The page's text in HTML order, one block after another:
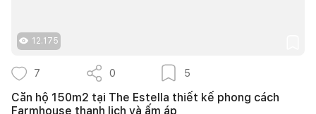
12.175
7 0 5
Căn hộ 150m2 tại The Estella thiết kế phong cách
Farmhouse thanh lịch và ấm áp